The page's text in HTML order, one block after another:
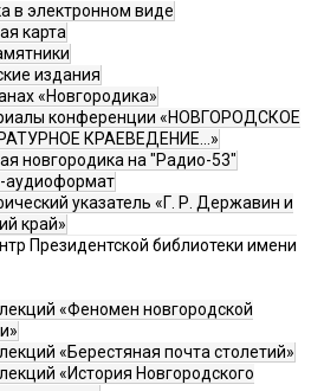
в электронном виде
карта
издания
«Новгородика»
конференции «НОВГОРОДСКОЕ
КРАЕВЕДЕНИЕ...»
новгородика на "Радио-53"
аудиоформат
указатель «Г. Р. Державин и
край»
Президентской библиотеки имени
«Феномен новгородской
«Берестяная почта столетий»
«История Новгородского